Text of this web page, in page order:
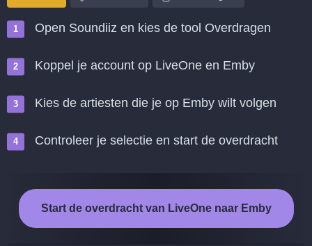
Open Soundiiz en kies de tool Overdragen
Koppel je account op LiveOne en Emby
Kies de artiesten die je op Emby wilt volgen
Controleer je selectie en start de overdracht
Start de overdracht van LiveOne naar Emby